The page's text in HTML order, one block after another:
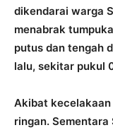
dikendarai warga
menabrak
putus dan tengah
lalu, sekitar pukul
Akibat
ringan.